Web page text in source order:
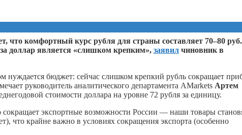
что комфортный курс рубля для страны составляет 70–80 руб.
доллар является «слишком крепким», заявил чиновник в
нуждается бюджет: сейчас слишком крепкий рубль сокращает
руководитель аналитического департамента AMarkets Артем
стоимости доллара на уровне 72 рубля за единицу.
сокращает экспортные возможности России — наши товары
что крайне важно в условиях сокращения экспорта (особенно